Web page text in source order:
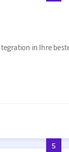
in Ihre
5